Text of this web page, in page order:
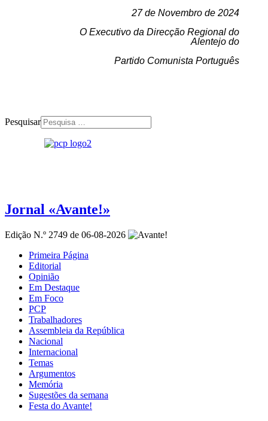
27 de Novembro de 2024
O Executivo da Direcção Regional do
Alentejo do
Partido Comunista Português
Pesquisar
Jornal «Avante!»
Edição N.º 2749 de 06-08-2026
Primeira Página
Editorial
Opinião
Em Destaque
Em Foco
PCP
Trabalhadores
Assembleia da República
Nacional
Internacional
Temas
Argumentos
Memória
Sugestões da semana
Festa do Avante!